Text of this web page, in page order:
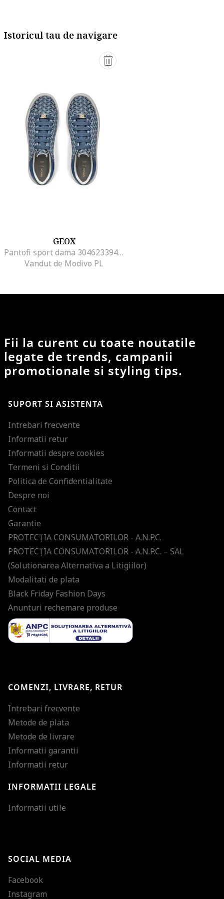
Istoricul tau de navigare
GEOX
Pantofi sport dama 304623394, Textil, Albastru, Albastru
Vandut de Modivo PL
Fii la curent cu toate noutatile
legate de trends, campanii
promotionale si styling tips.
SUPORT SI ASISTENTA
Intrebari frecvente
Informatii retur
Informatii despre cookies
Termeni si Conditii
Politica de Confidentialitate
Despre noi
Contact
Garantie
PROTECŢIA CONSUMATORILOR - A.N.P.C.
PROTECŢIA CONSUMATORILOR - A.N.P.C. – SAL
(Solutionarea Alternativa a Litigiilor)
Modalitati de plata
Black Friday Fashion Days
Anunturi rechemare produse
COMENZI, LIVRARE, RETUR
Intrebari frecvente
Metode de plata
Metode de livrare
Informatii garantii
Informatii retur
INFORMATII LEGALE
Informatii utile
SOCIAL MEDIA
Facebook
Instagram